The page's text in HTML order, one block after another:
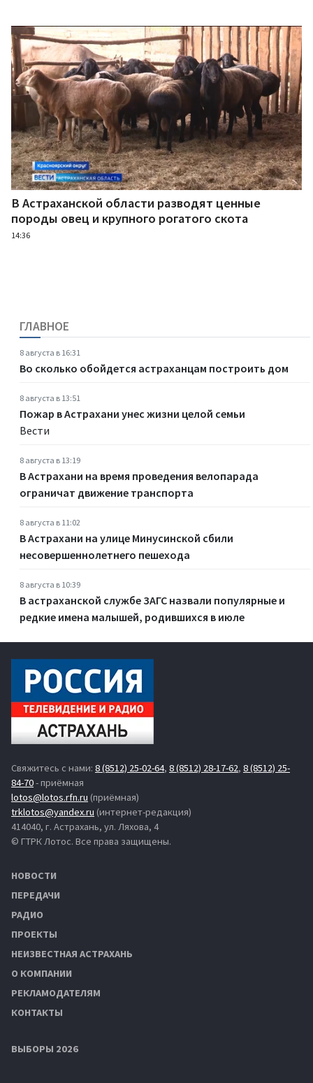
В Астраханской области разводят ценные
породы овец и крупного рогатого скота
14:36
ГЛАВНОЕ
8 августа в 16:31
Во сколько обойдется астраханцам построить дом
8 августа в 13:51
Пожар в Астрахани унес жизни целой семьи
Вести
8 августа в 13:19
В Астрахани на время проведения велопарада
ограничат движение транспорта
8 августа в 11:02
В Астрахани на улице Минусинской сбили
несовершеннолетнего пешехода
8 августа в 10:39
В астраханской службе ЗАГС назвали популярные и
редкие имена малышей, родившихся в июле
Свяжитесь с нами: 8 (8512) 25-02-64, 8 (8512) 28-17-62, 8 (8512) 25-
84-70- приёмная
lotos@lotos.rfn.ru (приёмная)
trklotos@yandex.ru (интернет-редакция)
414040, г. Астрахань, ул. Ляхова, 4
© ГТРК Лотос. Все права защищены.
НОВОСТИ
ПЕРЕДАЧИ
РАДИО
ПРОЕКТЫ
НЕИЗВЕСТНАЯ АСТРАХАНЬ
О КОМПАНИИ
РЕКЛАМОДАТЕЛЯМ
КОНТАКТЫ
ВЫБОРЫ 2026